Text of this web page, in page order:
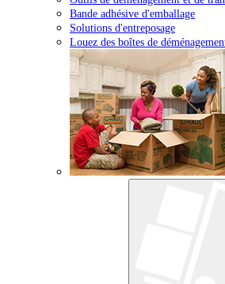
Bande adhésive d'emballage
Solutions d'entreposage
Louez des boîtes de